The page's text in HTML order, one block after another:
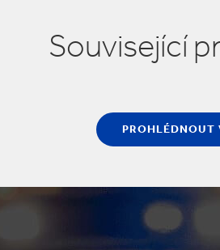
Související
PROHLÉDNOUT